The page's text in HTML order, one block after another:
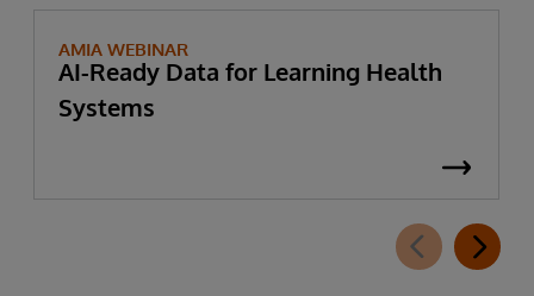
AMIA WEBINAR
AI-Ready Data for Learning Health
Systems